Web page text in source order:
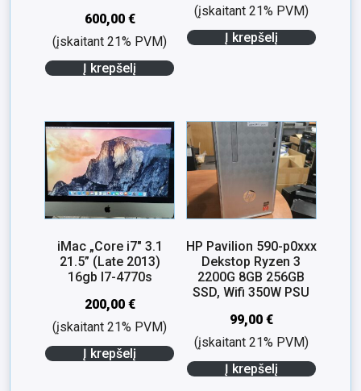
600,00 €
(įskaitant 21% PVM)
Į krepšelį
(įskaitant 21% PVM)
Į krepšelį
iMac „Core i7″ 3.1
21.5” (Late 2013)
16gb I7-4770s
200,00 €
(įskaitant 21% PVM)
Į krepšelį
HP Pavilion 590-p0xxx
Dekstop Ryzen 3
2200G 8GB 256GB
SSD, Wifi 350W PSU
99,00 €
(įskaitant 21% PVM)
Į krepšelį